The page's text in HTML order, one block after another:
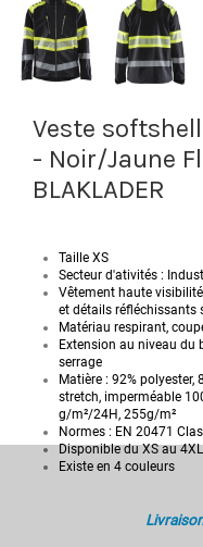
Veste
- Noir/Jaune
BLAKLADER
Taille XS
Secteur d'ativités :
Vêtement haute
et détails réfléchissants
Matériau respirant,
Extension au niveau du
serrage
Matière : 92% polyester,
stretch, imperméable
g/m²/24H, 255g/m²
Normes : EN 20471
Disponible du XS au 4XL
Existe en 4 couleurs